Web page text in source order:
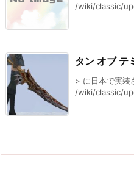
/wiki/classic/
タン オブ テ
> に日本で実装
/wiki/classic/